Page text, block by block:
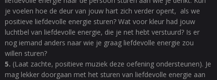
je voelen hoe de deur van jouw hart zich verder opent, als we
positieve liefdevolle energie sturen? Wat voor kleur had jouw
luchtbel van liefdevolle energie, die je net hebt verstuurd? Is er
nog iemand anders naar wie je graag liefdevolle energie zou
willen sturen?
5. (Laat zachte, positieve muziek deze oefening ondersteunen). Je
mag lekker doorgaan met het sturen van liefdevolle energie aan